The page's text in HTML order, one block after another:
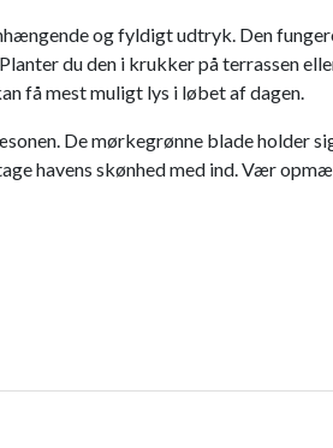
og fyldigt udtryk. Den
du den i krukker på terrassen
få mest muligt lys i løbet af dagen.
De mørkegrønne blade holder
havens skønhed med ind. Vær